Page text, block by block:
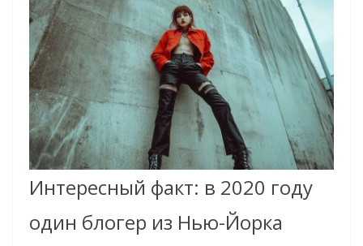
Интересный факт: в 2020 году
один блогер из Нью-Йорка